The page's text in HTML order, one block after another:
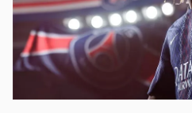
برای حفظ تعادل خود تلاش بیشتری خواهند